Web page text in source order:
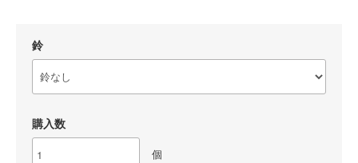
鈴
購入数
個